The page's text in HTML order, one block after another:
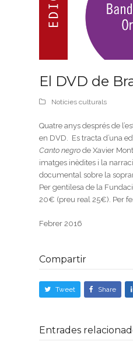
El DVD de
Notícies culturals
Quatre anys després de
en DVD. Es tracta d’una
Canto negro de Xavier
imatges inèdites i la
documental sobre la
Per gentilesa de la
20€ (preu real 25€). Per
Febrer 2016
Compartir
Tweet Share
Entrades